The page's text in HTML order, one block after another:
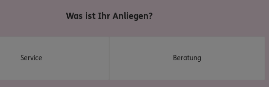
Was ist Ihr Anliegen?
Service Beratung